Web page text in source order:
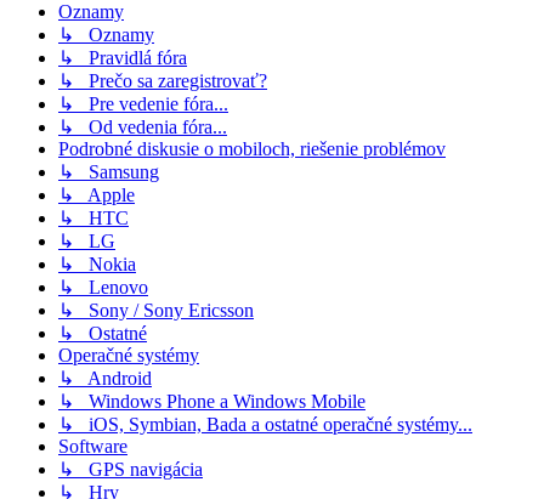
Oznamy
↳ Oznamy
↳ Pravidlá fóra
↳ Prečo sa zaregistrovať?
↳ Pre vedenie fóra...
↳ Od vedenia fóra...
Podrobné diskusie o mobiloch, riešenie problémov
↳ Samsung
↳ Apple
↳ HTC
↳ LG
↳ Nokia
↳ Lenovo
↳ Sony / Sony Ericsson
↳ Ostatné
Operačné systémy
↳ Android
↳ Windows Phone a Windows Mobile
↳ iOS, Symbian, Bada a ostatné operačné systémy...
Software
↳ GPS navigácia
↳ Hry